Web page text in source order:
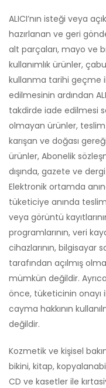
ALICI’nın isteği veya
hazırlanan ve geri
alt parçaları, mayo ve
kullanımlık ürünler,
kullanma tarihi geçme
edilmesinin ardından
takdirde iade edilmesi
olmayan ürünler,
karışan ve doğası
ürünler, Abonelik
dışında, gazete ve
Elektronik ortamda
tüketiciye anında
veya görüntü
programlarının, veri
cihazlarının, bilgisayar
tarafından açılmış
mümkün değildir.
önce, tüketicinin onayı
cayma hakkının
değildir.
Kozmetik ve kişisel
bikini, kitap,
CD ve kasetler ile